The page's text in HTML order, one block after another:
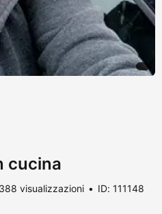
cucina
388 visualizzazioni ID: 111148